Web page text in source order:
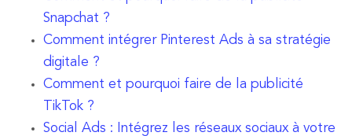
Snapchat ?
Comment intégrer Pinterest Ads à sa stratégie
digitale ?
Comment et pourquoi faire de la publicité
TikTok ?
Social Ads : Intégrez les réseaux sociaux à votre